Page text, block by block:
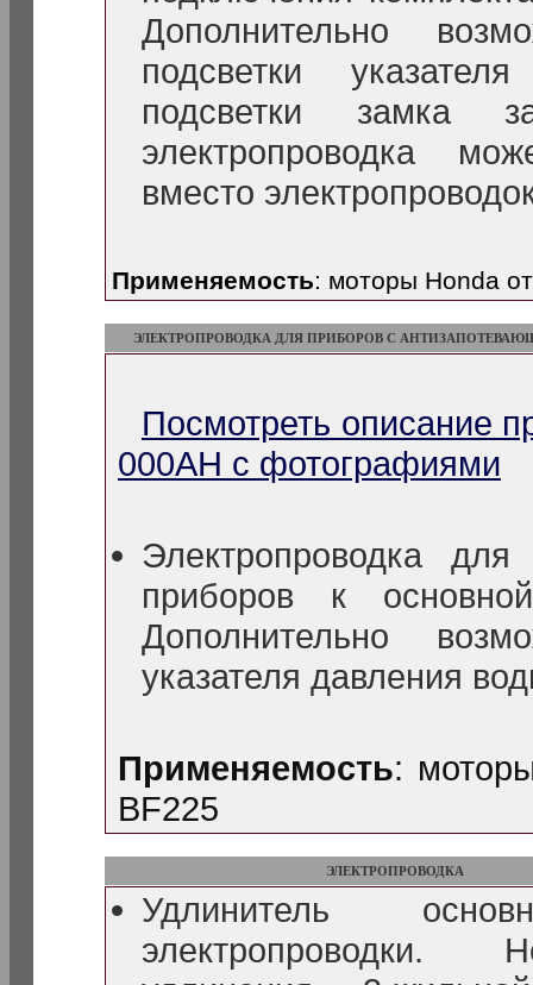
Дополнительно
подсветки
подсветки замка
электропроводка
вместо
Применяемость: моторы Honda
ЭЛЕКТРОПРОВОДКА ДЛЯ ПРИБОРОВ С
Посмотреть описание
000AH с фотографиями
Электропроводка
приборов к
Дополнительно
указателя давления
Применяемость:
BF225
ЭЛЕКТРОПРОВОДКА
Удлинитель
электропроводки.